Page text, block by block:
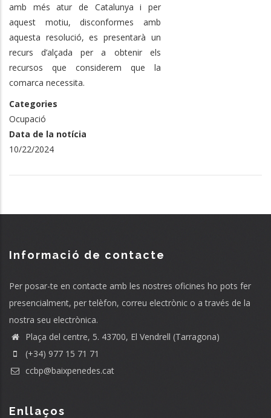
amb més atur de Catalunya i per
aquest motiu, disconformes amb
aquesta resolució, es presentarà un
recurs d’alçada per a obtenir els
recursos que considerem que la
comarca necessita.
Categories
Ocupació
Data de la notícia
10/22/2024
Informació de contacte
Per posar-te en contacte amb les nostres oficines ho pots fer
presencialment, per telèfon, correu electrònic o a través de la
nostra seu electrònica.
Plaça del centre, 5. 43700, El Vendrell (Tarragona)
(+34) 977 15 71 71
ccbp@baixpenedes.cat
Enllaços